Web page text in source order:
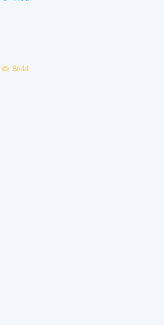
8644